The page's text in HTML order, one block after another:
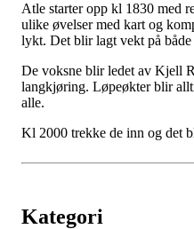
Atle starter opp kl 1830 med
ulike øvelser med kart og
lykt. Det blir lagt vekt på
De voksne blir ledet av Kjell
langkjøring. Løpeøkter blir
alle.
Kl 2000 trekke de inn og det
Kategori